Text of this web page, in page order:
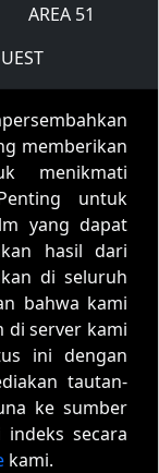
AREA 51
memberikan
menikmati
untuk
yang dapat
hasil dari
di seluruh
bahwa kami
di server kami
ini dengan
tautan-
ke sumber
secara
kami.